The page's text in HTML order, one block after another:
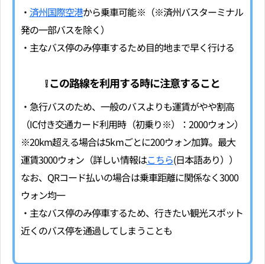
・済州国際空港から乗車可能※（※済州バスターミナル
発の一部バスを除く）
・主なバス停のみ停車するため目的地まで早く行ける
❕ この路線を利用する時に注意すること
・急行バスのため、一般のバスよりも運賃がやや割高
（IC付き交通カード利用時（初乗り※）：2000ウォン）
※20km超える場合は5kmごとに200ウォン加算。最大
運賃3000ウォン（詳しい情報はこちら(日本語あり））
なお、QRコード払いの場合は乗車距離に関係なく3000
ウォン均一
・主なバス停のみ停車するため、行きたい観光スポット
近くのバス停を通過してしまうことも